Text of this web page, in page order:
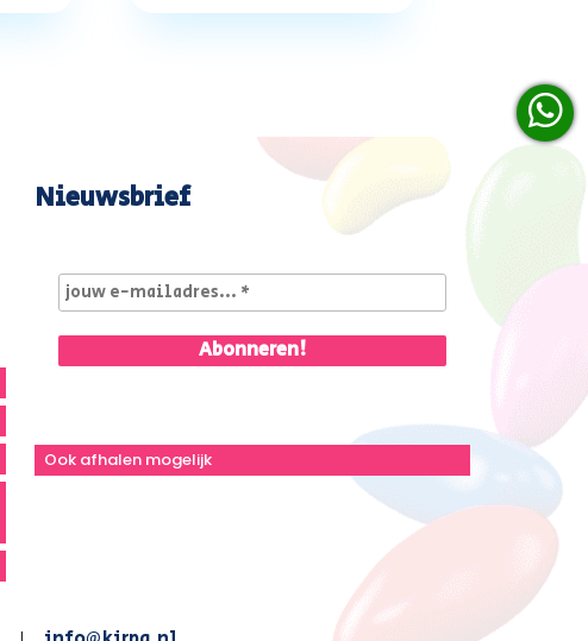
Nieuwsbrief
Ook afhalen mogelijk